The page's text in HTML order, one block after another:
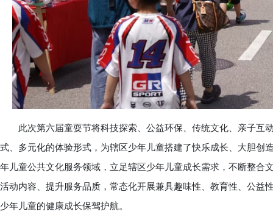
此次第六届童耍节将科技探索、公益环保、传统文化、亲子互
式、多元化的体验形式，为辖区少年儿童搭建了快乐成长、大胆创
年儿童公共文化服务领域，立足辖区少年儿童成长需求，不断整合
活动内容、提升服务品质，常态化开展兼具趣味性、教育性、公益
少年儿童的健康成长保驾护航。